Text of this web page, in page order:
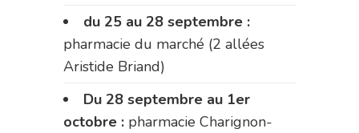
du 25 au 28 septembre :
pharmacie du marché (2 allées
Aristide Briand)
Du 28 septembre au 1er
octobre : pharmacie Charignon-